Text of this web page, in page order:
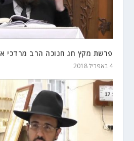
פרשת מקץ חג חנוכה הרב מרדכי
4 באפריל 2018